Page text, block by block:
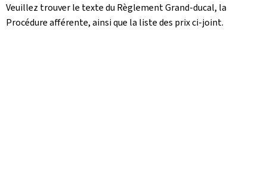
Veuillez trouver le texte du Règlement Grand-ducal, la
Procédure afférente, ainsi que la liste des prix ci-joint.